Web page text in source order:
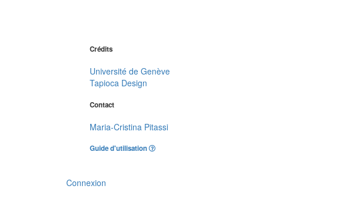
Crédits
Université de Genève
Tapioca Design
Contact
Maria-Cristina Pitassi
Guide d'utilisation
Connexion